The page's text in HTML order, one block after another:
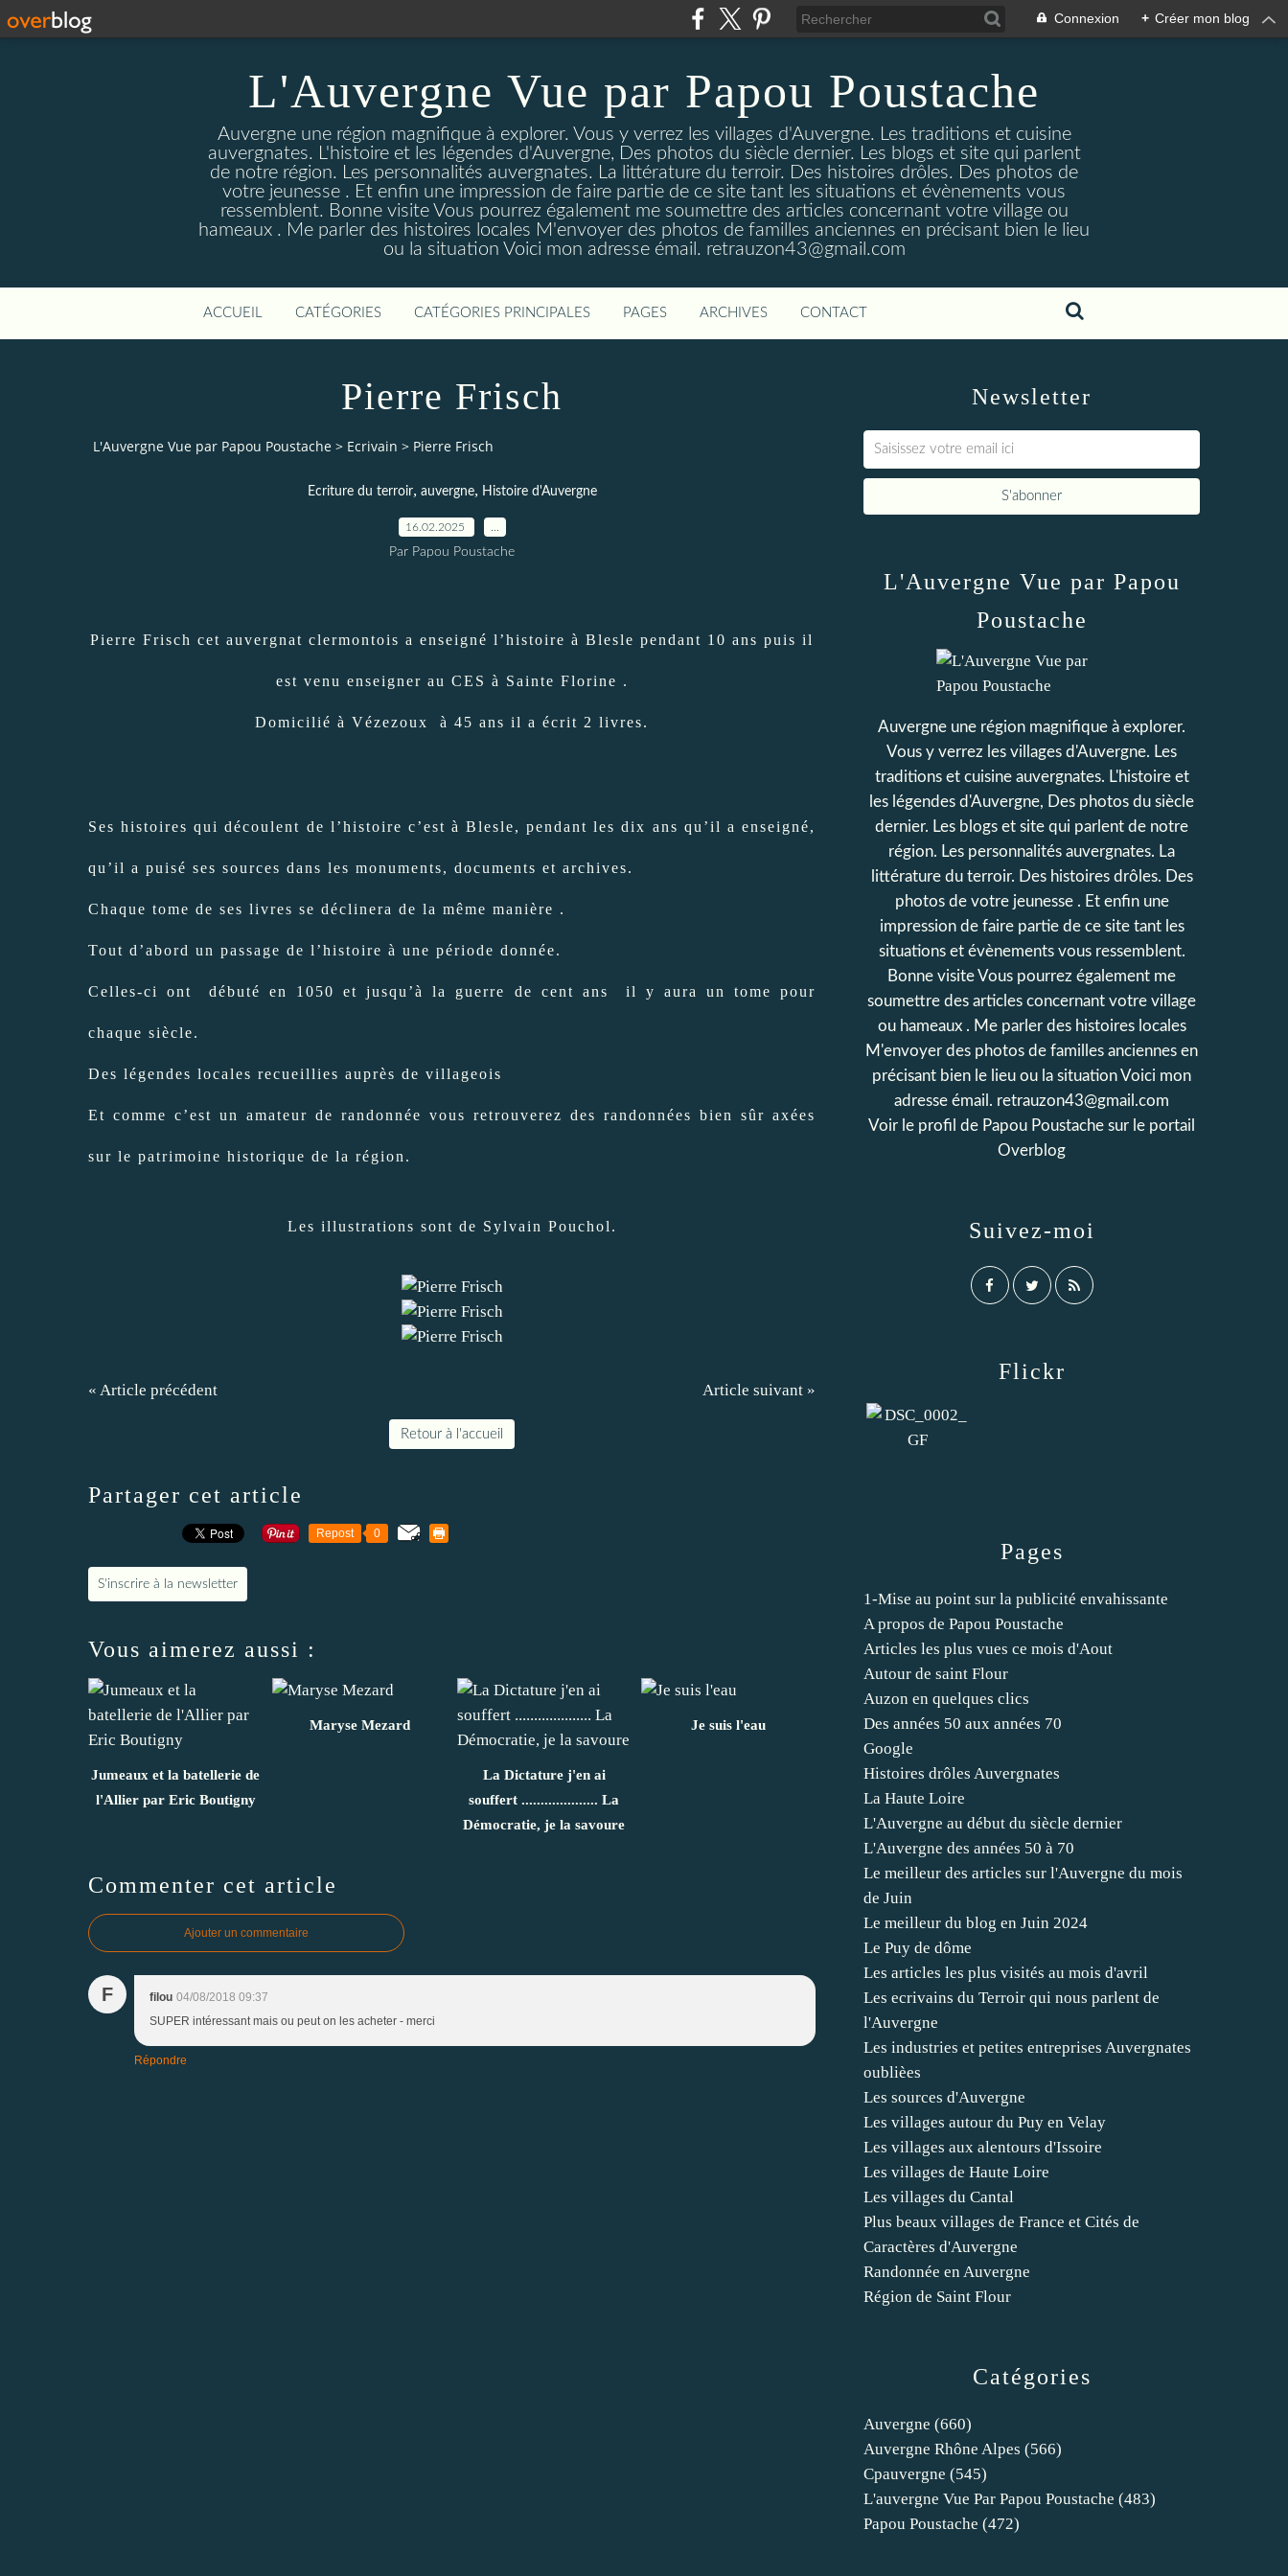
Connexion + Créer mon blog
L'Auvergne Vue par Papou Poustache
Auvergne une région magnifique à explorer. Vous y verrez les villages d'Auvergne. Les traditions et cuisine
auvergnates. L'histoire et les légendes d'Auvergne, Des photos du siècle dernier. Les blogs et site qui parlent
de notre région. Les personnalités auvergnates. La littérature du terroir. Des histoires drôles. Des photos de
votre jeunesse . Et enfin une impression de faire partie de ce site tant les situations et évènements vous
ressemblent. Bonne visite Vous pourrez également me soumettre des articles concernant votre village ou
hameaux . Me parler des histoires locales M'envoyer des photos de familles anciennes en précisant bien le lieu
ou la situation Voici mon adresse émail. retrauzon43@gmail.com
ACCUEIL CATÉGORIES CATÉGORIES PRINCIPALES PAGES ARCHIVES CONTACT
Pierre Frisch
L'Auvergne Vue par Papou Poustache > Ecrivain > Pierre Frisch
Ecriture du terroir, auvergne, Histoire d'Auvergne
16.02.2025
Par Papou Poustache
Pierre Frisch cet auvergnat clermontois a enseigné l’histoire à Blesle pendant 10 ans puis il
est venu enseigner au CES à Sainte Florine .
Domicilié à Vézezoux à 45 ans il a écrit 2 livres.
Ses histoires qui découlent de l’histoire c’est à Blesle, pendant les dix ans qu’il a enseigné,
qu’il a puisé ses sources dans les monuments, documents et archives.
Chaque tome de ses livres se déclinera de la même manière .
Tout d’abord un passage de l’histoire à une période donnée.
Celles-ci ont débuté en 1050 etjusqu’à la guerre de cent ans il y aura un tome pour
chaque siècle.
Des légendes locales recueillies auprès de villageois
Et comme c’est un amateur de randonnée vous retrouverez des randonnées bien sûr axées
sur le patrimoine historique de la région.
Les illustrations sont de Sylvain Pouchol.
« Article précédent Article suivant »
Retour à l'accueil
Partager cet article
Repost 0
S'inscrire à la newsletter
Vous aimerez aussi :
Jumeaux et la batellerie de
l'Allier par Eric Boutigny
Maryse Mezard
La Dictature j'en ai
souffert .................... La
Démocratie, je la savoure
Je suis l'eau
Commenter cet article
Ajouter un commentaire
F filou 04/08/2018 09:37
SUPER intéressant mais ou peut on les acheter - merci
Répondre
Newsletter
Catégories
Auvergne (660)
Auvergne Rhône Alpes (566)
Cpauvergne (545)
L'auvergne Vue Par Papou Poustache (483)
Papou Poustache (472)
Pages
1-Mise au point sur la publicité envahissante
A propos de Papou Poustache
Articles les plus vues ce mois d'Aout
Autour de saint Flour
Auzon en quelques clics
Des années 50 aux années 70
Google
Histoires drôles Auvergnates
La Haute Loire
L'Auvergne au début du siècle dernier
L'Auvergne des années 50 à 70
Le meilleur des articles sur l'Auvergne du mois
de Juin
Le meilleur du blog en Juin 2024
Le Puy de dôme
Les articles les plus visités au mois d'avril
Les ecrivains du Terroir qui nous parlent de
l'Auvergne
Les industries et petites entreprises Auvergnates
oublièes
Les sources d'Auvergne
Les villages autour du Puy en Velay
Les villages aux alentours d'Issoire
Les villages de Haute Loire
Les villages du Cantal
Plus beaux villages de France et Cités de
Caractères d'Auvergne
Randonnée en Auvergne
Région de Saint Flour
L'Auvergne Vue par Papou
Poustache
Auvergne une région magnifique à explorer.
Vous y verrez les villages d'Auvergne. Les
traditions et cuisine auvergnates. L'histoire et
les légendes d'Auvergne, Des photos du siècle
dernier. Les blogs et site qui parlent de notre
région. Les personnalités auvergnates. La
littérature du terroir. Des histoires drôles. Des
photos de votre jeunesse . Et enfin une
impression de faire partie de ce site tant les
situations et évènements vous ressemblent.
Bonne visite Vous pourrez également me
soumettre des articles concernant votre village
ou hameaux . Me parler des histoires locales
M'envoyer des photos de familles anciennes en
précisant bien le lieu ou la situation Voici mon
adresse émail. retrauzon43@gmail.com
Voir le profil de Papou Poustache sur le portail
Overblog
Suivez-moi
Flickr